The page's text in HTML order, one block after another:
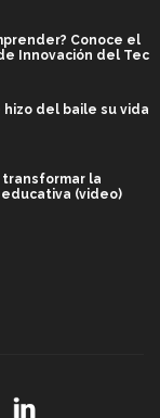
Conoce el
Innovación del Tec
hizo del baile su vida
transformar la
(video)
2026! (video)